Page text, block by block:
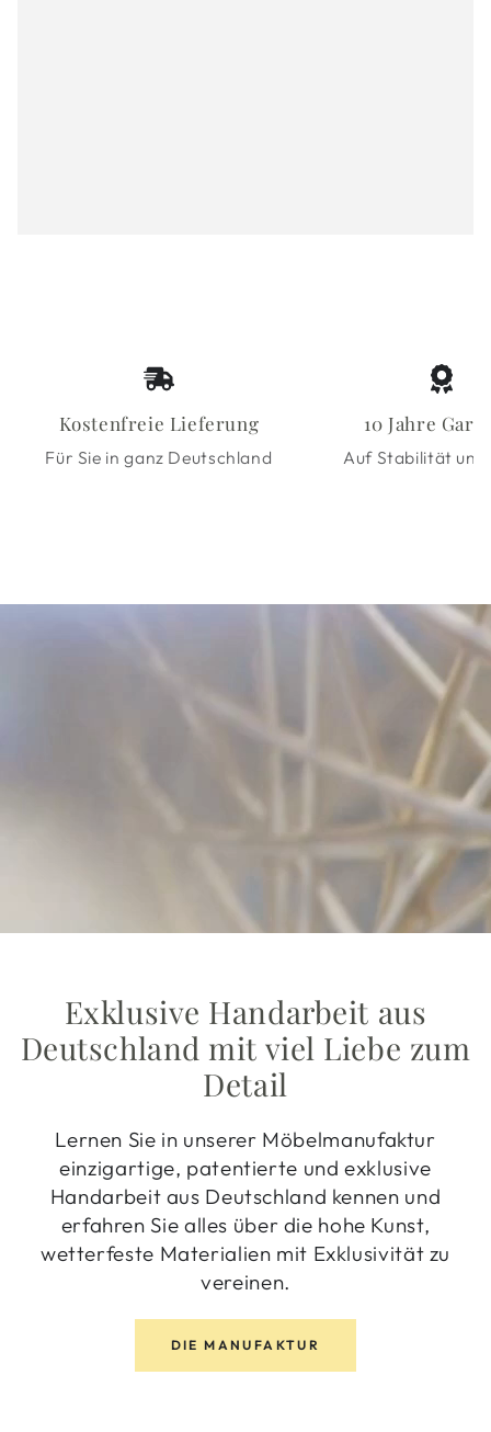
Kostenfreie Lieferung
Für Sie in ganz Deutschland
10 Jahre
Auf Stabilität und
Exklusive Handarbeit aus
Deutschland mit viel Liebe zum
Detail
Lernen Sie in unserer Möbelmanufaktur
einzigartige, patentierte und exklusive
Handarbeit aus Deutschland kennen und
erfahren Sie alles über die hohe Kunst,
wetterfeste Materialien mit Exklusivität zu
vereinen.
DIE MANUFAKTUR